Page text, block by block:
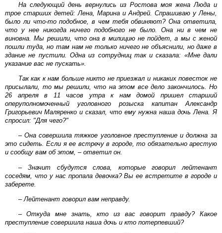
На следующий день вернулись из Ростова моя жена Люда и
трое старших детей: Лена, Марина и Андрей. Спрашиваю у Лены,
было ли что-то подобное, в чем тебя обвиняют? Она ответила,
что у нее никогда ничего подобного не было. Она ни в чем не
виновна. Мы решили, что она в милицию не пойдет, а мы с женой
пошли туда, но там нам не только ничего не объяснили, но даже в
здание не пустили. Одна из сотрудниц так и сказала: «Мне дали
указание вас не пускать».
Так как к нам больше никто не приезжал и никаких повесток не
присылали, то мы решили, что на этом все дело закончилось. Но
26 апреля в 11 часов утра к нам домой пришел старший
оперуполномоченный уголовного розыска капитан Александр
Григорьевич Маляренко и сказал, что ему нужна наша дочь Лена. Я
спросил: "Для чего?"
– Она совершила тяжкое уголовное преступление и должна за
это сидеть. Если я ее встречу в городе, то обязательно арестую
и сообщу вам об этом, – ответил он.
– Значит сбудутся слова, которые говорил лейтенант
соседям, что у нас пропала девочка? Вы ее встретите в городе и
заберете.
– Лейтенант говорил вам неправду.
– Откуда мне знать, кто из вас говорит правду? Какое
преступление совершила наша дочь и кто потерпевший?